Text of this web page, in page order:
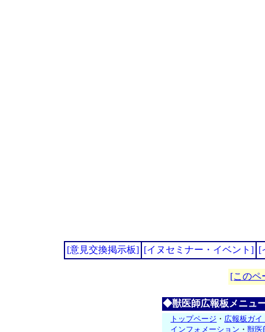
[意見交換掲示板] [イヌセミナー・イベント] [
[このペ
◆獣医師広報板メニュ
トップページ ・ 広報板ガイ
インフォメーション ・獣医